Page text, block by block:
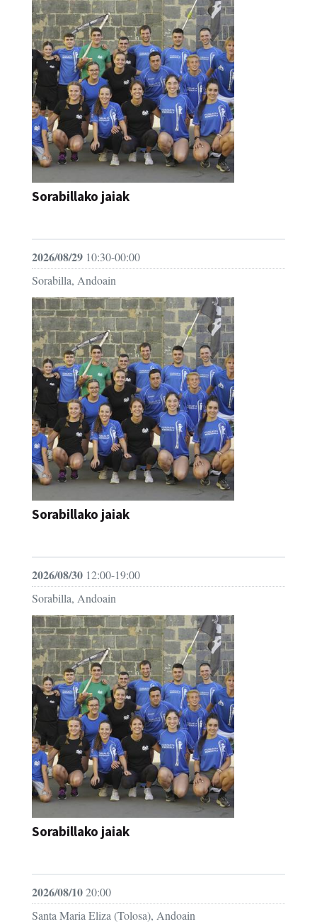
Sorabillako jaiak
2026/08/29 10:30-00:00
Sorabilla, Andoain
Sorabillako jaiak
2026/08/30 12:00-19:00
Sorabilla, Andoain
Sorabillako jaiak
2026/08/1020:00
Santa Maria Eliza (Tolosa), Andoain